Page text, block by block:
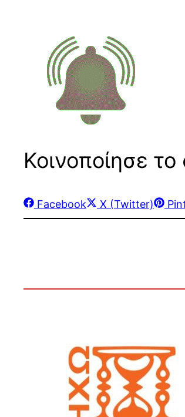
Κοινοποίησε
Share
on
Facebook
Share
on
X (Twitter)
on